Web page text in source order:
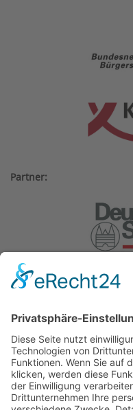
Partner:
Weitere
BMW